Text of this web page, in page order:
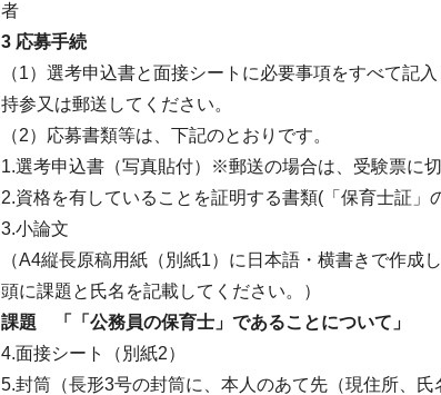
者
3 応募手続
（1）選考申込書と面接シートに必要事項をすべて記
持参又は郵送してください。
（2）応募書類等は、下記のとおりです。
1.選考申込書（写真貼付）※郵送の場合は、受験票に
2.資格を有していることを証明する書類(「保育士証」
3.小論文
（A4縦長原稿用紙（別紙1）に日本語・横書きで作成
頭に課題と氏名を記載してください。）
課題 「「公務員の保育士」であることについて」
4.面接シート（別紙2）
5.封筒（長形3号の封筒に、本人のあて先（現住所、